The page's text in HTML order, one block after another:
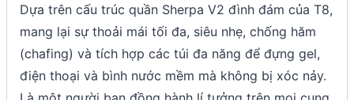
Dựa trên cấu trúc quần Sherpa V2 đình đám của T8,
mang lại sự thoải mái tối đa, siêu nhẹ, chống hăm
(chafing) và tích hợp các túi đa năng để đựng gel,
điện thoại và bình nước mềm mà không bị xóc nảy.